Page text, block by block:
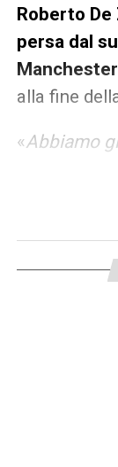
Roberto De
persa dal
alla fine
«Abbiamo
una delle
Premier
nella